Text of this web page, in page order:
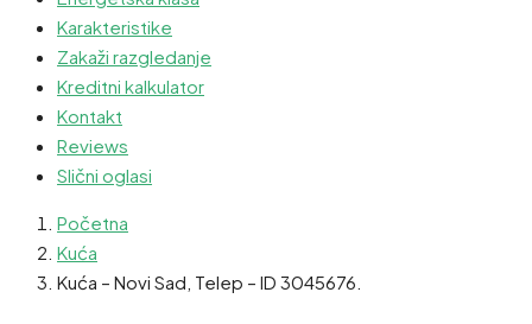
Karakteristike
Zakaži razgledanje
Kreditni kalkulator
Kontakt
Reviews
Slični oglasi
Početna
Kuća
Kuća – Novi Sad, Telep – ID 3045676.